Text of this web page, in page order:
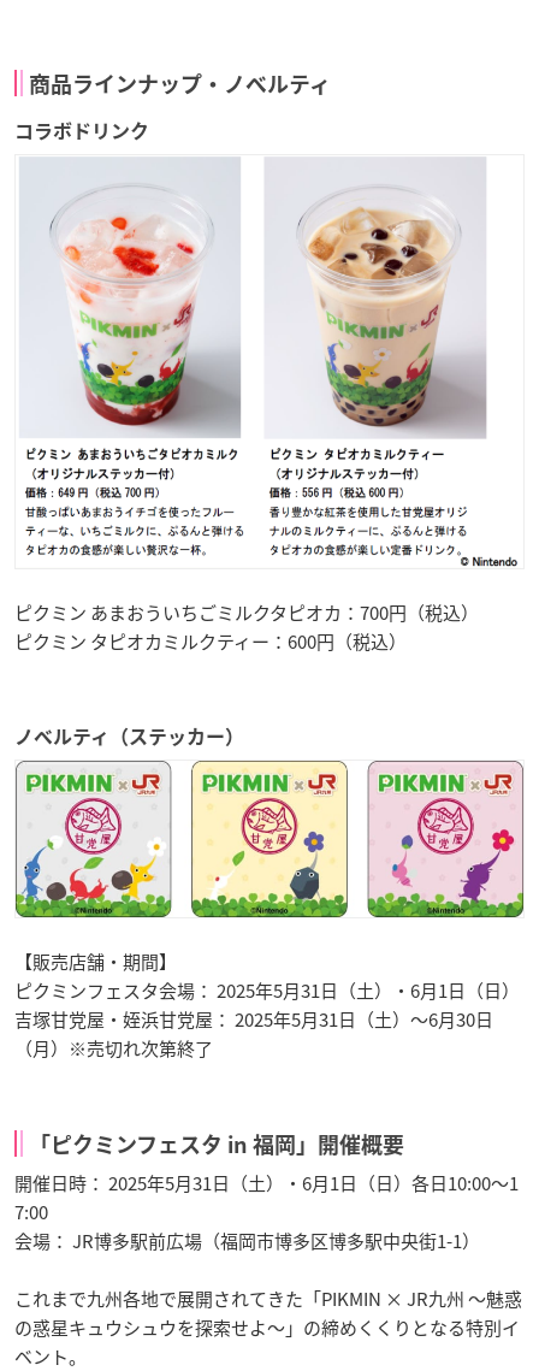
商品ラインナップ・ノベルティ
コラボドリンク
ピクミン あまおういちごミルクタピオカ：700円（税込）
ピクミン タピオカミルクティー：600円（税込）
ノベルティ（ステッカー）
【販売店舗・期間】
ピクミンフェスタ会場： 2025年5月31日（土）・6月1日（日）
吉塚甘党屋・姪浜甘党屋： 2025年5月31日（土）～6月30日
（月）※売切れ次第終了
「ピクミンフェスタ in 福岡」開催概要
開催日時： 2025年5月31日（土）・6月1日（日）各日10:00～1
7:00
会場： JR博多駅前広場（福岡市博多区博多駅中央街1-1）
これまで九州各地で展開されてきた「PIKMIN × JR九州 ～魅惑
の惑星キュウシュウを探索せよ～」の締めくくりとなる特別イ
ベント。